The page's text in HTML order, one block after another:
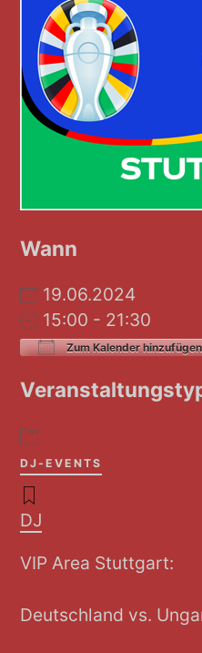
Wann
19.06.2024
15:00 - 21:30
Zum Kalender hinzufügen
ICS herunterladen
DJ-EVENTS
DJ
VIP Area Stuttgart:
Deutschland vs.